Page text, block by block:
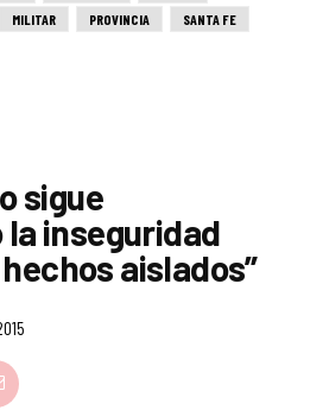
MILITAR PROVINCIA
SANTA FE